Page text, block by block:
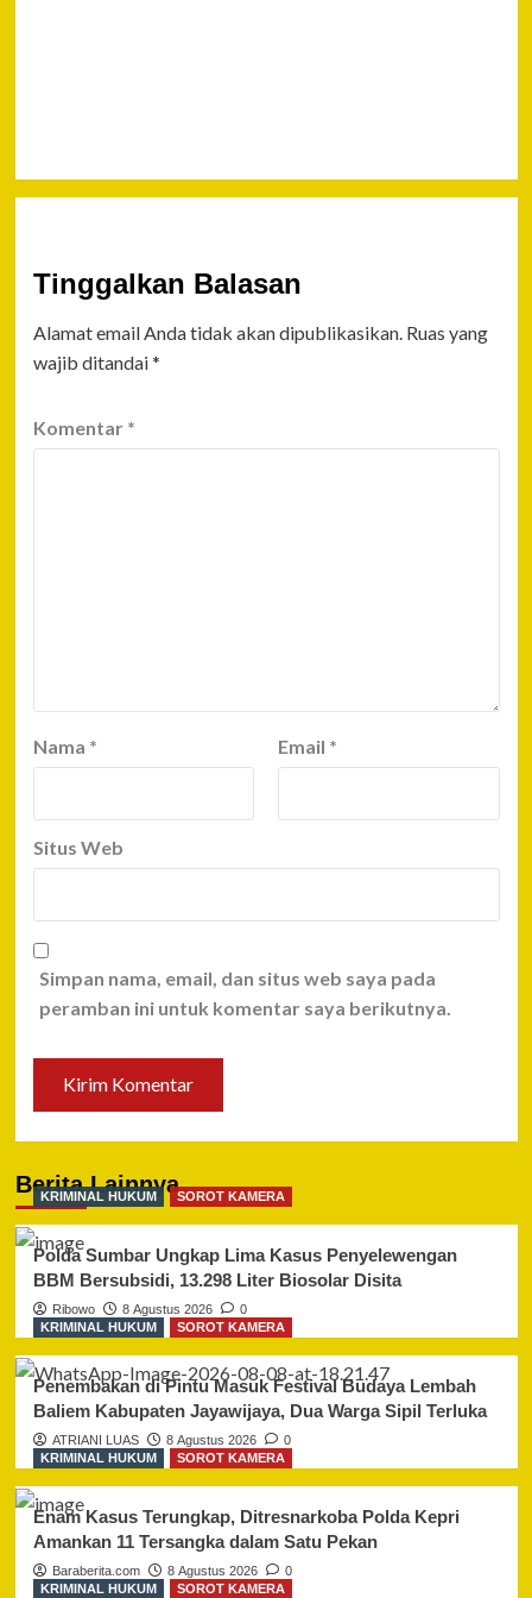
Tinggalkan Balasan
Alamat email Anda tidak akan dipublikasikan. Ruas yang
wajib ditandai*
Komentar *
Nama * Email *
Situs Web
Simpan nama, email, dan situs web saya pada
peramban ini untuk komentar saya berikutnya.
Berita Lainnya
KRIMINAL HUKUM SOROT KAMERA
Polda Sumbar Ungkap Lima Kasus Penyelewengan
BBM Bersubsidi, 13.298 Liter Biosolar Disita
Ribowo 8 Agustus 2026
0
KRIMINAL HUKUM
SOROT KAMERA
Penembakan di Pintu Masuk Festival Budaya Lembah
Baliem Kabupaten Jayawijaya, Dua Warga Sipil Terluka
ATRIANI LUAS 8 Agustus 2026
0
KRIMINAL HUKUM
SOROT KAMERA
Enam Kasus Terungkap, Ditresnarkoba Polda Kepri
Amankan 11 Tersangka dalam Satu Pekan
Baraberita.com 8 Agustus 2026
0
KRIMINAL HUKUM
SOROT KAMERA